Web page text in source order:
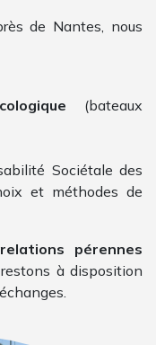
de Nantes, nous
(bateaux
Sociétale des
et méthodes de
relations pérennes
à disposition